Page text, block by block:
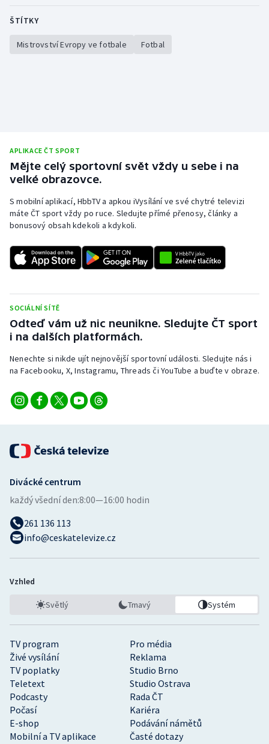
ŠTÍTKY
Mistrovství Evropy ve fotbale Fotbal
APLIKACE ČT SPORT
Mějte celý sportovní svět vždy u sebe i na
velké obrazovce.
S mobilní aplikací, HbbTV a apkou iVysílání ve své chytré televizi
máte ČT sport vždy po ruce. Sledujte přímé přenosy, články a
bonusový obsah kdekoli a kdykoli.
SOCIÁLNÍ SÍTĚ
Odteď vám už nic neunikne. Sledujte ČT sport
i na dalších platformách.
Nenechte si nikde ujít nejnovější sportovní události. Sledujte nás i
na Facebooku, X, Instagramu, Threads či YouTube a buďte v obraze.
TV program
Pro média
Živé vysílání
Reklama
TV poplatky
Studio Brno
Teletext
Studio Ostrava
Podcasty
Rada ČT
Počasí
Kariéra
E-shop
Podávání námětů
Mobilní a TV aplikace
Časté dotazy
Divácké centrum
každý všední den:8:00—16:00 hodin
261 136 113
info@ceskatelevize.cz
Vzhled
Světlý Tmavý Systém